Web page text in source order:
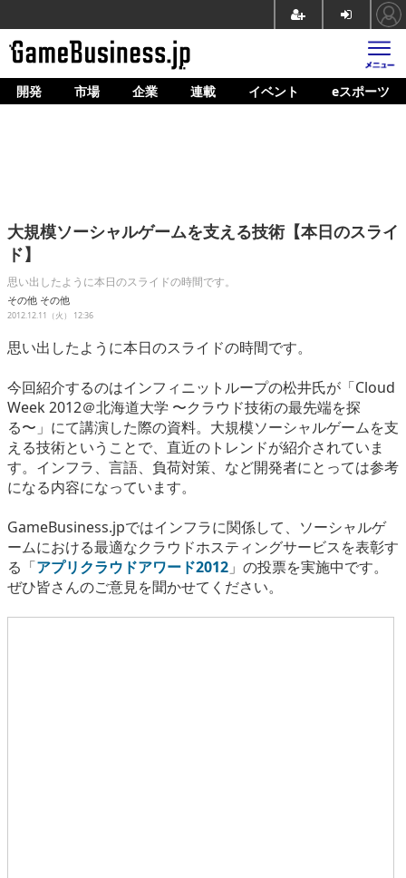
ホーム
企業動向
人材育成
産業政策
連載
イベント/セミナー
eスポーツ
開発 市場 企業 連載 イベント eスポーツ
大規模ソーシャルゲームを支える技術【本日のスライ
ド】
思い出したように本日のスライドの時間です。
その他 その他
2012.12.11（火） 12:36
思い出したように本日のスライドの時間です。
今回紹介するのはインフィニットループの松井氏が「Cloud
Week 2012＠北海道大学 〜クラウド技術の最先端を探
る〜」にて講演した際の資料。大規模ソーシャルゲームを支
える技術ということで、直近のトレンドが紹介されていま
す。インフラ、言語、負荷対策、など開発者にとっては参考
になる内容になっています。
GameBusiness.jpではインフラに関係して、ソーシャルゲ
ームにおける最適なクラウドホスティングサービスを表彰す
る「アプリクラウドアワード2012 」の投票を実施中です。
ぜひ皆さんのご意見を聞かせてください。